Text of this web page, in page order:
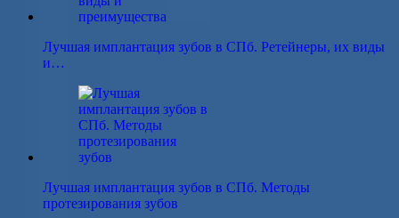
Лучшая имплантация зубов в СПб. Ретейнеры, их виды
и…
Лучшая имплантация зубов в СПб. Методы
протезирования зубов